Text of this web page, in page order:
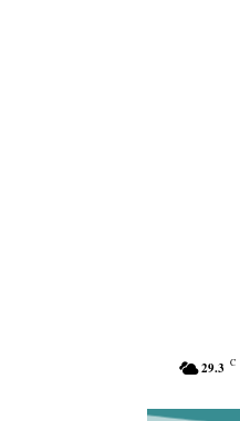
29.3 C